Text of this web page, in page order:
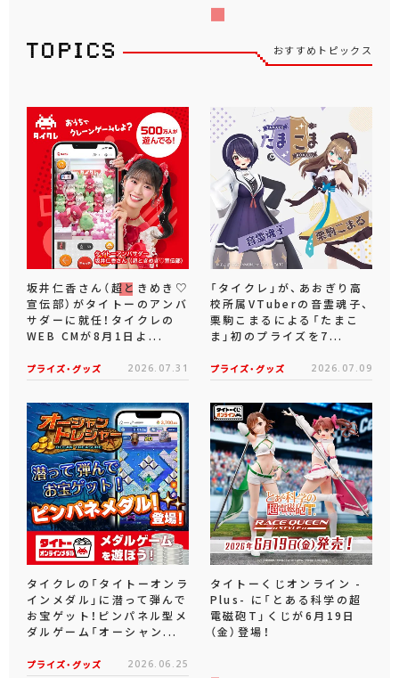
おすすめトピックス
坂井仁香さん（超ときめき♡
宣伝部）がタイトーのアンバ
サダーに就任！タイクレの
WEB CMが8月1日よ...
プライズ・グッズ 2026.07.31
「タイクレ」が、あおぎり高
校所属VTuberの音霊魂子、
栗駒こまるによる「たまこ
ま」初のプライズを7...
プライズ・グッズ 2026.07.09
タイクレの「タイトーオンラ
インメダル」に潜って弾んで
お宝ゲット！ピンパネル型メ
ダルゲーム「オーシャン...
プライズ・グッズ 2026.06.25
タイトーくじオンライン -
Plus- に「とある科学の超
電磁砲T」くじが6月19日
（金）登場！